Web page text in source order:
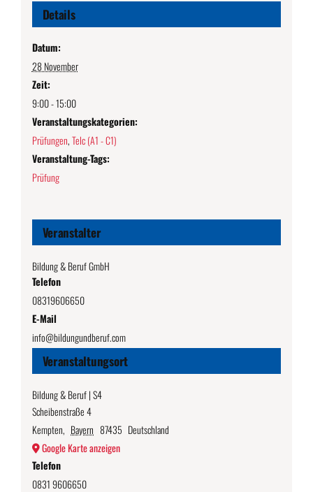
Details
Datum:
28 November
Zeit:
9:00 - 15:00
Veranstaltungskategorien:
Prüfungen,Telc (A1 - C1)
Veranstaltung-Tags:
Prüfung
Veranstaltungsort
Bildung & Beruf | S4
Scheibenstraße 4
Kempten, Bayern 87435 Deutschland
Google Karte anzeigen
Telefon
0831 9606650
Veranstalter
Bildung & Beruf GmbH
Telefon
08319606650
E-Mail
info@bildungundberuf.com